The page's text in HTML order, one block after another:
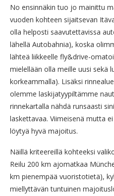
No ensinnäkin tuo jo mainittu
vuoden kohteen sijaitsevan
olla helposti saavutettavissa
lähellä Autobahnia), koska
lähteä liikkeelle fly&drive-
mielellään olla meille uusi sekä
korkeammalla). Lisäksi
olemme laskijatyypiltämme
rinnekartalla nähdä runsaasti
laskettavaa. Viimeisenä mutta
löytyä hyvä majoitus.
Näillä kriteereillä kohteeksi
Reilu 200 km ajomatkaa
km pienempää vuoristotietä),
miellyttävän tuntuinen